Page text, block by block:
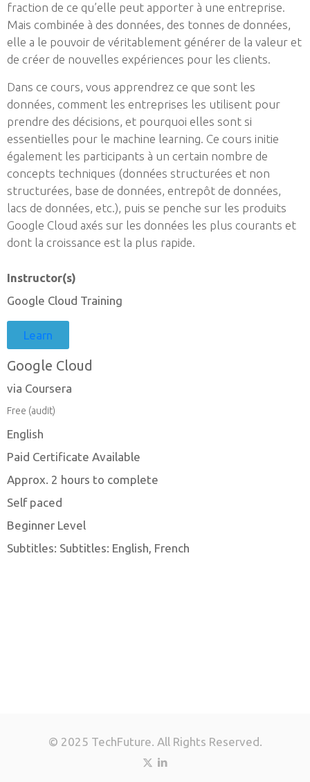
fraction de ce qu’elle peut apporter à une entreprise.
Mais combinée à des données, des tonnes de données,
elle a le pouvoir de véritablement générer de la valeur et
de créer de nouvelles expériences pour les clients.
Dans ce cours, vous apprendrez ce que sont les
données, comment les entreprises les utilisent pour
prendre des décisions, et pourquoi elles sont si
essentielles pour le machine learning. Ce cours initie
également les participants à un certain nombre de
concepts techniques (données structurées et non
structurées, base de données, entrepôt de données,
lacs de données, etc.), puis se penche sur les produits
Google Cloud axés sur les données les plus courants et
dont la croissance est la plus rapide.
Instructor(s)
Google Cloud Training
Learn
Google Cloud
via Coursera
Free (audit)
English
Paid Certificate Available
Approx. 2 hours to complete
Self paced
Beginner Level
Subtitles: Subtitles: English, French
© 2025 TechFuture. All Rights Reserved.